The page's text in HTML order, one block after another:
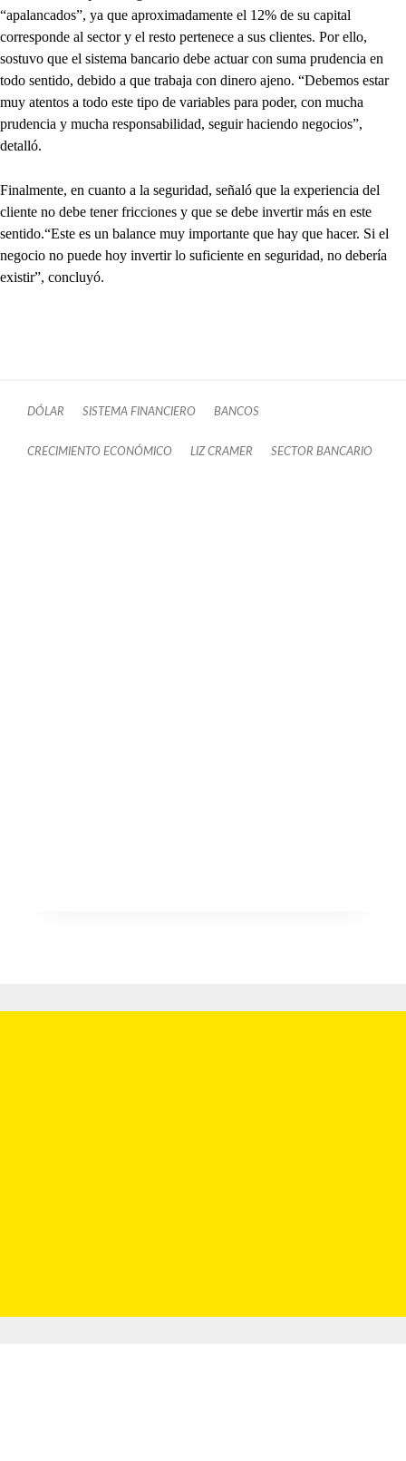
“apalancados”, ya que aproximadamente el 12% de su capital
corresponde al sector y el resto pertenece a sus clientes. Por ello,
sostuvo que el sistema bancario debe actuar con suma prudencia en
todo sentido, debido a que trabaja con dinero ajeno. “Debemos estar
muy atentos a todo este tipo de variables para poder, con mucha
prudencia y mucha responsabilidad, seguir haciendo negocios”,
detalló.
Finalmente, en cuanto a la seguridad, señaló que la experiencia del
cliente no debe tener fricciones y que se debe invertir más en este
sentido.“Este es un balance muy importante que hay que hacer. Si el
negocio no puede hoy invertir lo suficiente en seguridad, no debería
existir”, concluyó.
DÓLAR SISTEMA FINANCIERO BANCOS
CRECIMIENTO ECONÓMICO LIZ CRAMER SECTOR BANCARIO